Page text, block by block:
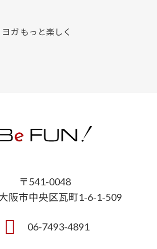
ヨガ もっと楽しく
〒541-0048
阪市中央区瓦町1-6-1-509
06-7493-4891